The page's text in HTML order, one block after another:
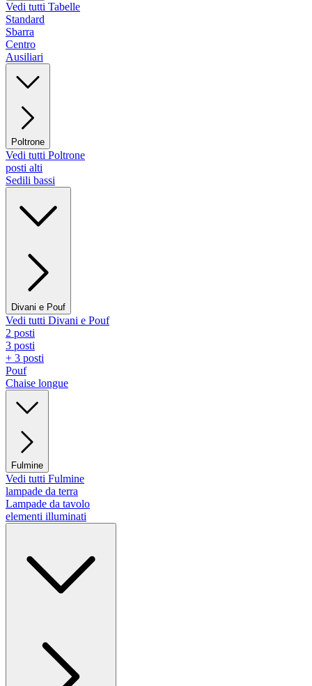
Vedi tutti Tabelle
Standard
Sbarra
Centro
Ausiliari
Poltrone
Vedi tutti Poltrone
posti alti
Sedili bassi
Divani e Pouf
Vedi tutti Divani e Pouf
2 posti
3 posti
+ 3 posti
Pouf
Chaise longue
Fulmine
Vedi tutti Fulmine
lampade da terra
Lampade da tavolo
elementi illuminati